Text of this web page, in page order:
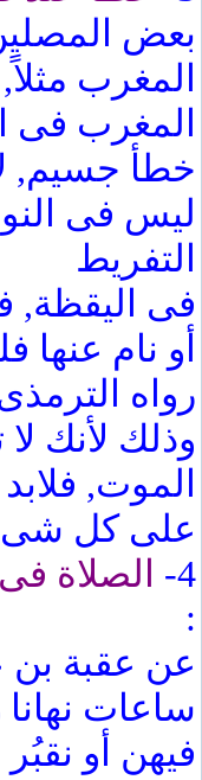
بعض
المغرب
المغرب فى
خطأ جسيم,
ليس فى
التفريط
فى اليقظة,
أو نام عنها
رواه
وذلك لأنك
الموت,
على كل
4-
الصلاة
:
عن عقبة بن
ساعات
فيهن أو